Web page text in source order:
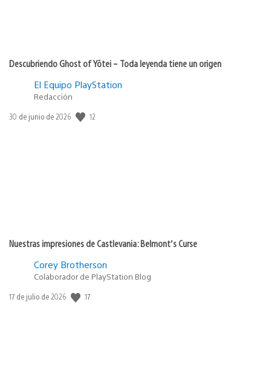
Descubriendo Ghost of Yōtei – Toda leyenda tiene un origen
El Equipo PlayStation
Redacción
Fecha
30 de junio de 2026 12
Nuestras impresiones de Castlevania: Belmont’s Curse
Corey Brotherson
Colaborador de PlayStation Blog
Fecha
17 de julio de 2026 17